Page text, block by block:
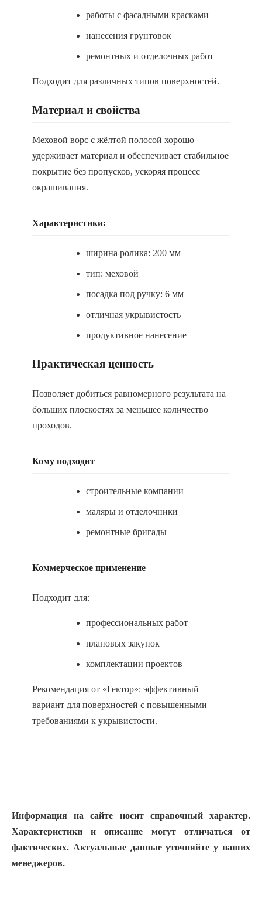
работы с фасадными красками
нанесения грунтовок
ремонтных и отделочных работ
Подходит для различных типов поверхностей.
Материал и свойства
Меховой ворс с жёлтой полосой хорошо
удерживает материал и обеспечивает стабильное
покрытие без пропусков, ускоряя процесс
окрашивания.
Характеристики:
ширина ролика: 200 мм
тип: меховой
посадка под ручку: 6 мм
отличная укрывистость
продуктивное нанесение
Практическая ценность
Позволяет добиться равномерного результата на
больших плоскостях за меньшее количество
проходов.
Кому подходит
строительные компании
маляры и отделочники
ремонтные бригады
Коммерческое применение
Подходит для:
профессиональных работ
плановых закупок
комплектации проектов
Рекомендация от «Гектор»: эффективный
вариант для поверхностей с повышенными
требованиями к укрывистости.
Информация на сайте носит справочный характер.
Характеристики и описание могут отличаться от
фактических. Актуальные данные уточняйте у наших
менеджеров.